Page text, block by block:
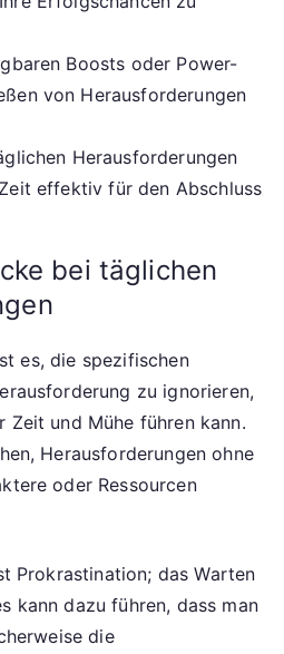
Boosts oder Power-
von Herausforderungen
Herausforderungen
effektiv für den Abschluss
bei täglichen
es, die spezifischen
zu ignorieren,
Zeit und Mühe führen kann.
Herausforderungen ohne
oder Ressourcen
Prokrastination; das Warten
kann dazu führen, dass man
die